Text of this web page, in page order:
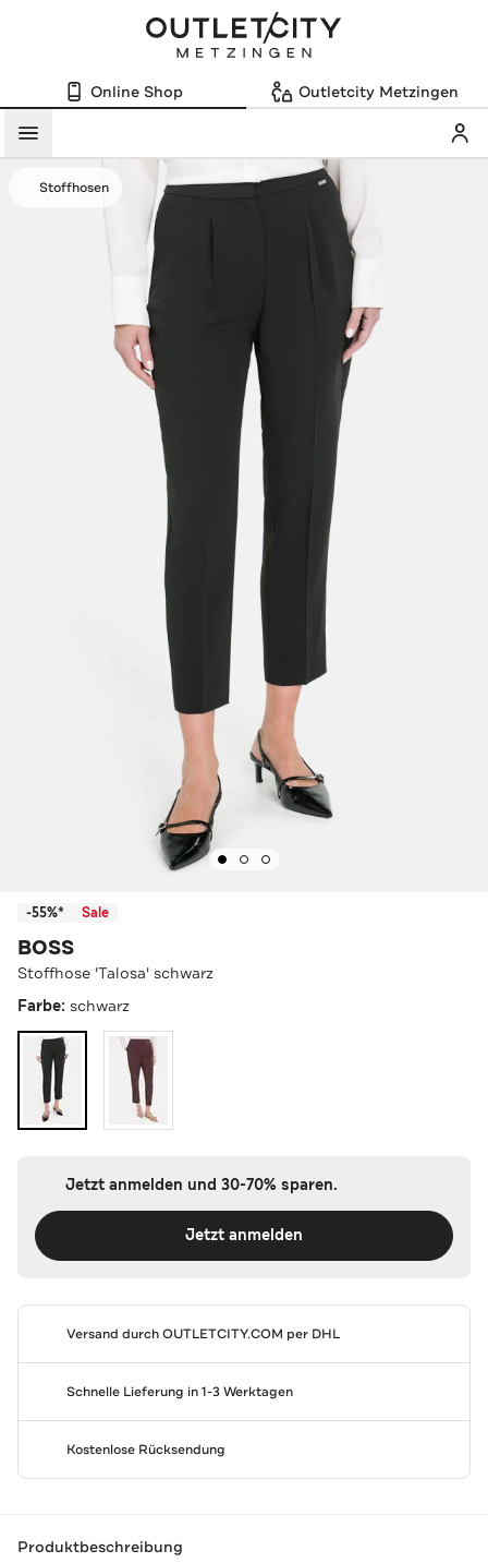
Online Shop Outletcity Metzingen
Menü
Stoffhosen
-55%* Sale
BOSS
Stoffhose 'Talosa' schwarz
Farbe: schwarz
Jetzt anmelden und 30-70% sparen.
Jetzt anmelden
Versand durchOUTLETCITY.COM per DHL
Schnelle Lieferung in 1-3 Werktagen
Kostenlose Rücksendung
Produktbeschreibung